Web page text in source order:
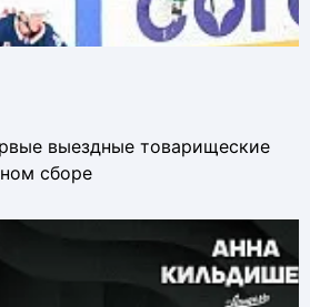
выездные товарищеские
сборе